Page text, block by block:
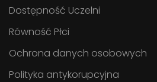
Dostępność Uczelni
Równość Płci
Ochrona danych osobowych
Polityka antykorupcyjna